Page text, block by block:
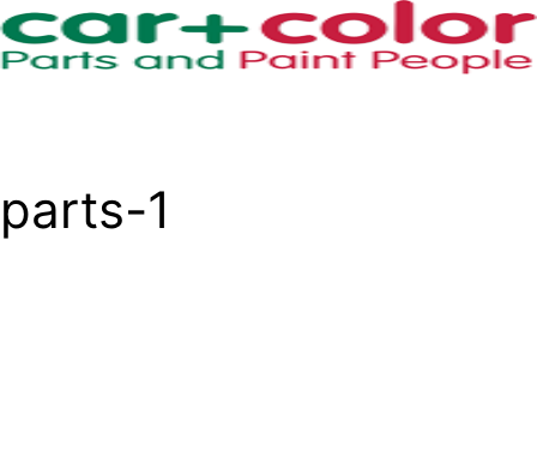
parts-1